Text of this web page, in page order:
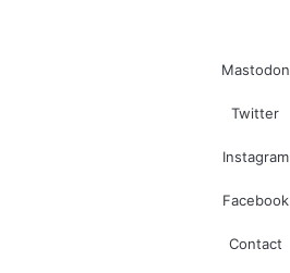
Mastodon
Twitter
Instagram
Facebook
Contact